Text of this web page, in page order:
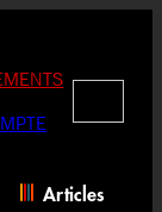
Articles